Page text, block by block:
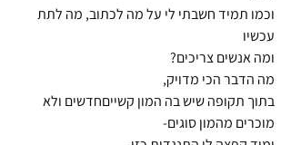
וכמו תמיד חשבתי לי על מה לכתוב, מה לתת
עכשיו
ומה אנשים צריכים?
מה הדבר הכי מדויק,
בתוך תקופה שיש בה המון קשייםחדשים ולא
מוכרים מהמון סוגים-